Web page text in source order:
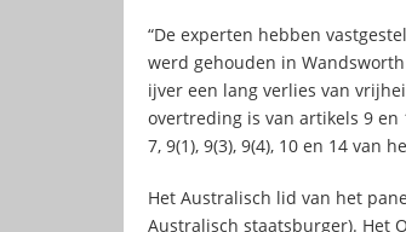
“De experten hebben
werd gehouden in
ijver een lang verlies van
overtreding is van artikels 9 en
7, 9(1), 9(3), 9(4), 10 en 14 van
Het Australisch lid van het
Australisch staatsburger). Het